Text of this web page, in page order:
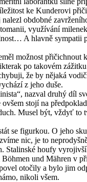
ke Kunderovi
nalezl obdobné
využívání
A hlavně sympatii
možnost přičichnout k
po takovém zážitku
že by nějaká
z jeho duše.
nazval druhý díl
stojí na
Musel být, vždyť to
se figurkou. O jeho
nic, je to
Stalinské houfy
Böhmen und Mähren v
otočily a bylo jim
nikoli všem.